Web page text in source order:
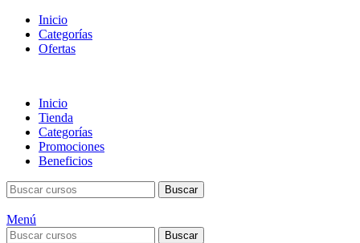
Inicio
Categorías
Ofertas
Inicio
Tienda
Categorías
Promociones
Beneficios
Buscar
Menú
Buscar